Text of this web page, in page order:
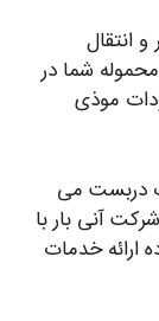
انتقال
شما در
موذی
دربست می
آنی بار با
ارائه خدمات